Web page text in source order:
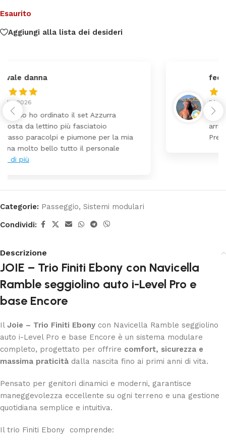
Esaurito
Aggiungi alla lista dei desideri
Tutti perfetto! Ho ordinato un lettino che é
arrivato ben imballato dopo pochi giorni.
Prezzo ottimi rispetto la concorrenza
Categorie: Passeggio, Sistemi modulari
Condividi:
Descrizione
JOIE – Trio Finiti Ebony con Navicella
Ramble seggiolino auto i-Level Pro e
base Encore
Il Joie – Trio Finiti Ebony con Navicella Ramble seggiolino
auto i-Level Pro e base Encore è un sistema modulare
completo, progettato per offrire comfort, sicurezza e
massima praticità dalla nascita fino ai primi anni di vita.
Pensato per genitori dinamici e moderni, garantisce
maneggevolezza eccellente su ogni terreno e una gestione
quotidiana semplice e intuitiva.
Il trio Finiti Ebony comprende: